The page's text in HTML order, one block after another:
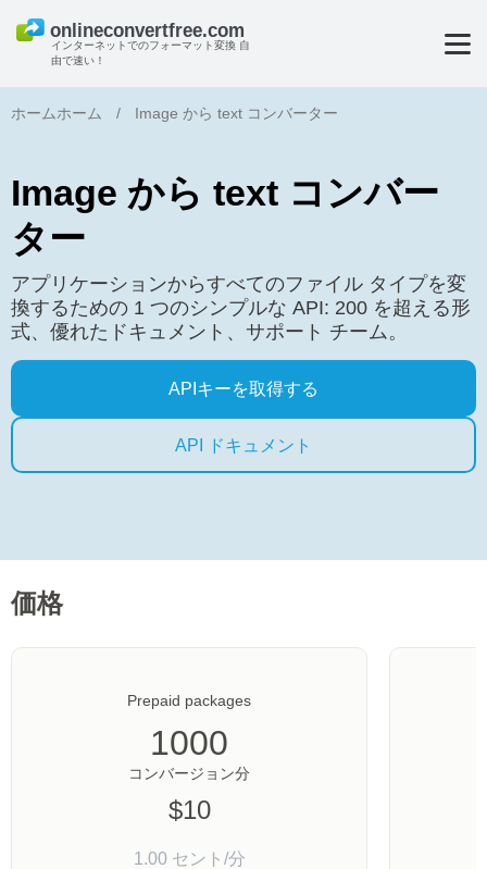
インターネットでのフォーマット変換 自
由で速い！
ホームホーム / Image から text コンバーター
Image から text コンバー
ター
アプリケーションからすべてのファイル タイプを変
換するための 1 つのシンプルな API: 200 を超える形
式、優れたドキュメント、サポート チーム。
APIキーを取得する
API ドキュメント
価格
Prepaid packages
1000
コンバージョン分
$10
1.00 セント/分